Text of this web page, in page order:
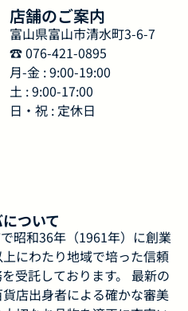
店舗のご案内
富山県富山市清水町3-6-7
☎︎ 076-421-0895
月-金 : 9:00-19:00
土 : 9:00-17:00
日・祝 : 定休日
ついて
昭和36年（1961年）に創業
にわたり地域で培った信頼
受託しております。 最新の
店出身者による確かな審美